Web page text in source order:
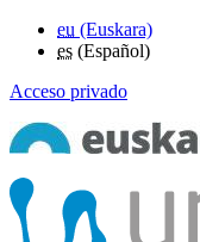
eu (Euskara)
es (Español)
Acceso privado